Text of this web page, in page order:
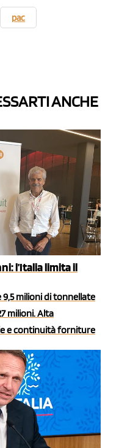
pac
ANCHE
l’Italia limita il
milioni di tonnellate
milioni. Alta
e continuità forniture